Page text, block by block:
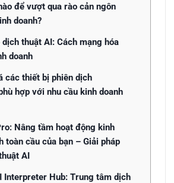
để vượt qua rào cản ngôn
doanh?
dịch thuật AI: Cách mạng hóa
doanh
các thiết bị phiên dịch
hợp với nhu cầu kinh doanh
Nâng tầm hoạt động kinh
toàn cầu của bạn – Giải pháp
AI
Interpreter Hub: Trung tâm dịch